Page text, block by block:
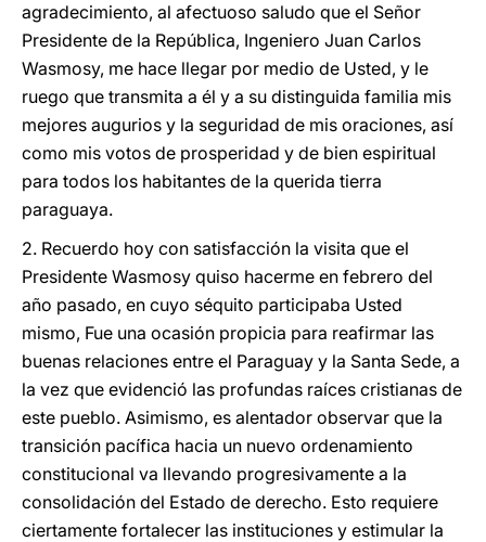
agradecimiento, al afectuoso saludo que el Señor
Presidente de la República, Ingeniero Juan Carlos
Wasmosy, me hace llegar por medio de Usted, y le
ruego que transmita a él y a su distinguida familia mis
mejores augurios y la seguridad de mis oraciones, así
como mis votos de prosperidad y de bien espiritual
para todos los habitantes de la querida tierra
paraguaya.
2. Recuerdo hoy con satisfacción la visita que el
Presidente Wasmosy quiso hacerme en febrero del
año pasado, en cuyo séquito participaba Usted
mismo, Fue una ocasión propicia para reafirmar las
buenas relaciones entre el Paraguay y la Santa Sede, a
la vez que evidenció las profundas raíces cristianas de
este pueblo. Asimismo, es alentador observar que la
transición pacífica hacia un nuevo ordenamiento
constitucional va llevando progresivamente a la
consolidación del Estado de derecho. Esto requiere
ciertamente fortalecer las instituciones y estimular la